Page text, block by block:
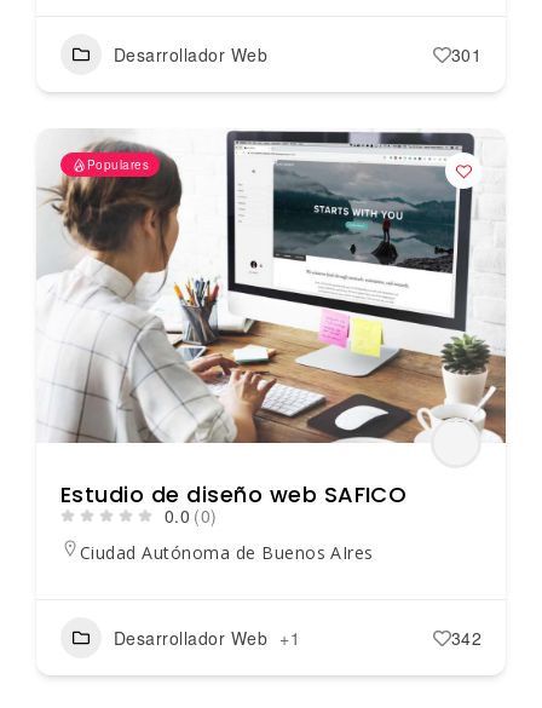
Desarrollador Web 301
Populares
Estudio de diseño web SAFICO
0.0 (0)
Ciudad Autónoma de Buenos AIres
Desarrollador Web +1 342